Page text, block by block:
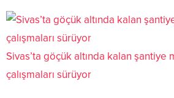
Sivas’ta göçük altında kalan şantiye
çalışmaları sürüyor